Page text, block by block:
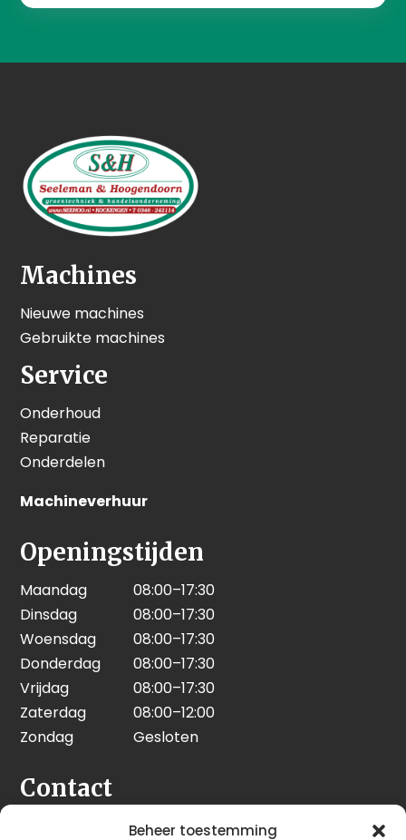
Beheer toestemming
Machines
Nieuwe machines
Gebruikte machines
Service
Onderhoud
Reparatie
Onderdelen
Machineverhuur
Openingstijden
Maandag
08:00–17:30
Dinsdag
08:00–17:30
Woensdag
08:00–17:30
Donderdag
08:00–17:30
Vrijdag
08:00–17:30
Zaterdag
08:00–12:00
Zondag
Gesloten
Contact
Seeleman & Hoogendoorn